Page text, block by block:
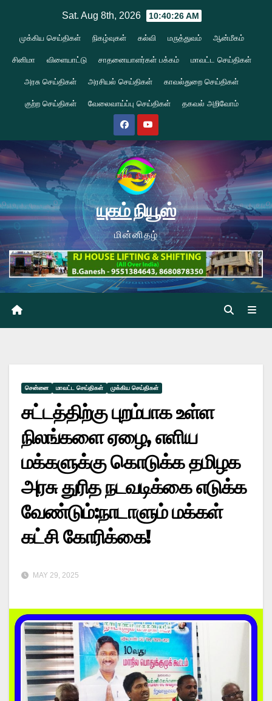
content
Sat. Aug 8th, 2026 10:40:27 AM
முக்கிய செய்திகள் நிகழ்வுகள் கல்வி மருத்துவம் ஆன்மீகம்
சினிமா விளையாட்டு சாதனையாளர்கள் பக்கம் மாவட்ட செய்திகள்
அரசு செய்திகள் அரசியல் செய்திகள் காவல்துறை செய்திகள்
குற்ற செய்திகள் வேலைவாய்ப்பு செய்திகள் தகவல் அறிவோம்
யுகம் நியூஸ்
மின்னிதழ்
சென்னை மாவட்ட செய்திகள் முக்கிய செய்திகள்
சட்டத்திற்கு புறம்பாக உள்ள
நிலங்களை ஏழை, எளிய
மக்களுக்கு கொடுக்க தமிழக
அரசு துரித நடவடிக்கை எடுக்க
வேண்டும்:நாடாளும் மக்கள்
கட்சி கோரிக்கை!
MAY 29, 2025